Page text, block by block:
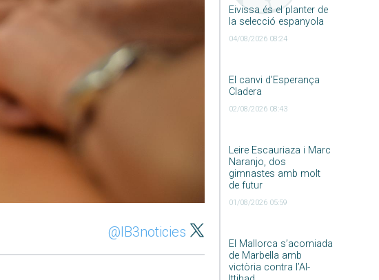
Eivissa és el planter de
la selecció espanyola
04/08/2026 08:24
El canvi d’Esperança
Cladera
02/08/2026 08:43
Leire Escauriaza i Marc
Naranjo, dos
gimnastes amb molt
de futur
01/08/2026 05:59
El Mallorca s’acomiada
de Marbella amb
victòria contra l’Al-
@IB3noticies